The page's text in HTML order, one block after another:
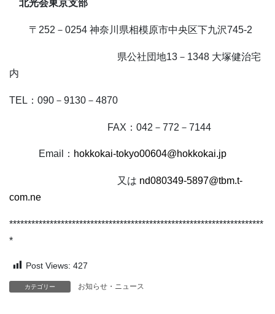
北光会東京支部
〒 252 － 0254 神奈川県相模原市中央区下九沢745-2
県公社団地13 － 1348 大塚健治宅
内
TEL ： 090 － 9130 － 4870
FAX ： 042 － 772 － 7144
Email ： hokkokai-tokyo00604@hokkokai.jp
又は nd080349-5897@tbm.t-
com.ne
*********************************************************************
*
Post Views: 427
カテゴリー お知らせ・ニュース